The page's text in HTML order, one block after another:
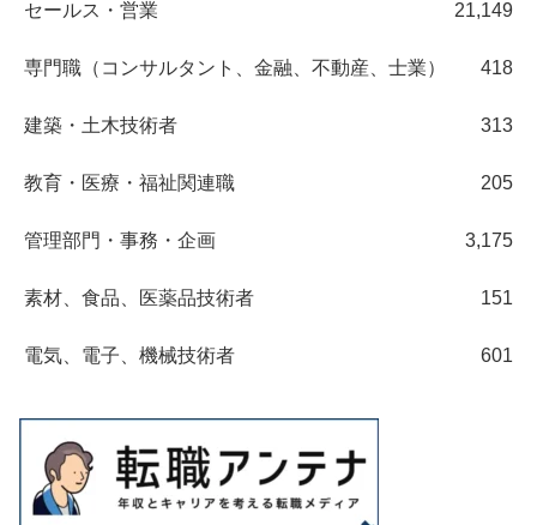
セールス・営業 21,149
専門職（コンサルタント、金融、不動産、士業） 418
建築・土木技術者 313
教育・医療・福祉関連職 205
管理部門・事務・企画 3,175
素材、食品、医薬品技術者 151
電気、電子、機械技術者 601